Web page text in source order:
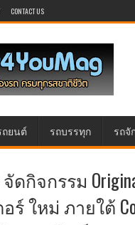
CONTACT US
ถยนต์ รถบรรทุก รถจั
จัดกิจกรรม
ร์ ใหม่ ภายใต้